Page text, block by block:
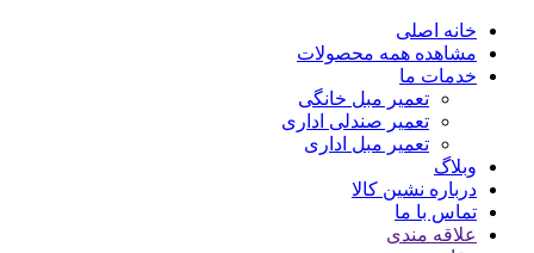
خانه اصلی
مشاهده همه محصولات
خدمات ما
تعمیر مبل خانگی
تعمیر صندلی اداری
تعمیر مبل اداری
وبلاگ
درباره نشین کالا
تماس با ما
علاقه مندی